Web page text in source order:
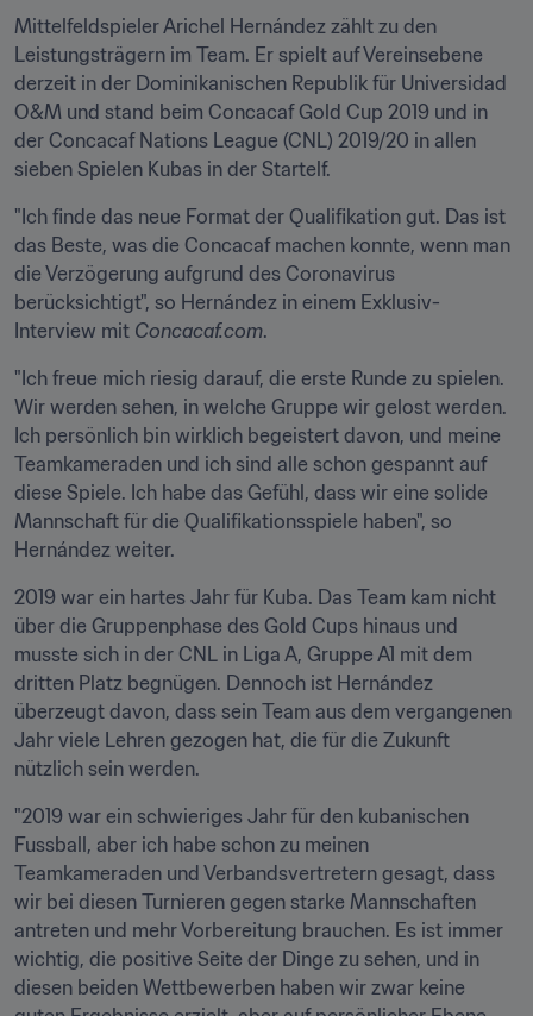
Mittelfeldspieler Arichel Hernández zählt zu den
Leistungsträgern im Team. Er spielt auf Vereinsebene
derzeit in der Dominikanischen Republik für Universidad
O&M und stand beim Concacaf Gold Cup 2019 und in
der Concacaf Nations League (CNL) 2019/20 in allen
sieben Spielen Kubas in der Startelf.
"Ich finde das neue Format der Qualifikation gut. Das ist
das Beste, was die Concacaf machen konnte, wenn man
die Verzögerung aufgrund des Coronavirus
berücksichtigt", so Hernández in einem Exklusiv-
Interview mit Concacaf.com.
"Ich freue mich riesig darauf, die erste Runde zu spielen.
Wir werden sehen, in welche Gruppe wir gelost werden.
Ich persönlich bin wirklich begeistert davon, und meine
Teamkameraden und ich sind alle schon gespannt auf
diese Spiele. Ich habe das Gefühl, dass wir eine solide
Mannschaft für die Qualifikationsspiele haben", so
Hernández weiter.
2019 war ein hartes Jahr für Kuba. Das Team kam nicht
über die Gruppenphase des Gold Cups hinaus und
musste sich in der CNL in Liga A, Gruppe A1 mit dem
dritten Platz begnügen. Dennoch ist Hernández
überzeugt davon, dass sein Team aus dem vergangenen
Jahr viele Lehren gezogen hat, die für die Zukunft
nützlich sein werden.
"2019 war ein schwieriges Jahr für den kubanischen
Fussball, aber ich habe schon zu meinen
Teamkameraden und Verbandsvertretern gesagt, dass
wir bei diesen Turnieren gegen starke Mannschaften
antreten und mehr Vorbereitung brauchen. Es ist immer
wichtig, die positive Seite der Dinge zu sehen, und in
diesen beiden Wettbewerben haben wir zwar keine